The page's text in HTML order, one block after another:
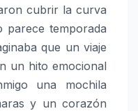
cubrir la curva
parece temporada
que un viaje
un hito emocional
una mochila
y un corazón